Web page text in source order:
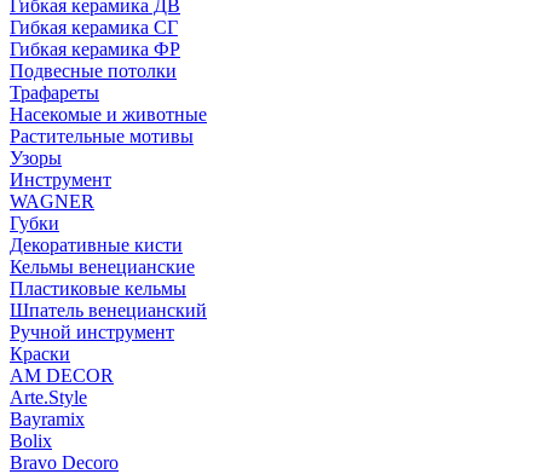
Гибкая керамика ДВ
Гибкая керамика СГ
Гибкая керамика ФР
Подвесные потолки
Трафареты
Насекомые и животные
Растительные мотивы
Узоры
Инструмент
WAGNER
Губки
Декоративные кисти
Кельмы венецианские
Пластиковые кельмы
Шпатель венецианский
Ручной инструмент
Краски
AM DECOR
Arte.Style
Bayramix
Bolix
Bravo Decoro